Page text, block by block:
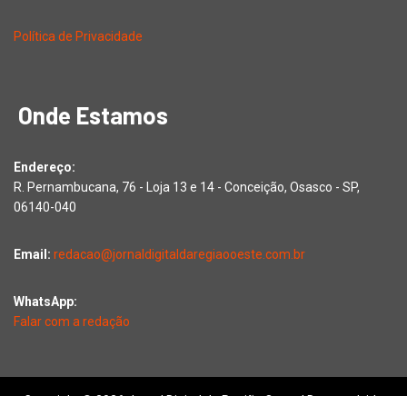
Política de Privacidade
Onde Estamos
Endereço:
R. Pernambucana, 76 - Loja 13 e 14 - Conceição, Osasco - SP,
06140-040
Email: redacao@jornaldigitaldaregiaooeste.com.br
WhatsApp:
Falar com a redação